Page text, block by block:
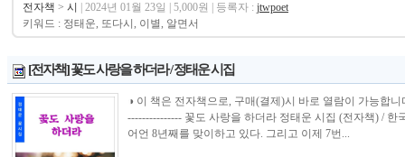
전자책 > 시 | 2024년 01월 23일 | 5,000원 | 등록자 : jtwpoet
키워드 : 정태운, 또다시, 이별, 알면서
[전자책] 꽃도 사랑을 하더라 / 정태운 시집
◑ 이 책은 전자책으로, 구매(결제)시 바로 열람이 가능합
--------------- 꽃도 사랑을 하더라 정태운 시집 (전자책) /
어언 8년째를 맞이하고 있다. 그리고 이제 7번...